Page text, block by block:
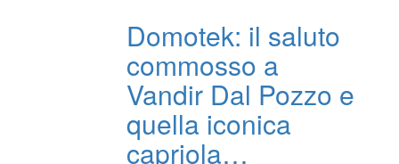
Domotek: il saluto
commosso a
Vandir Dal Pozzo e
quella iconica
capriola…